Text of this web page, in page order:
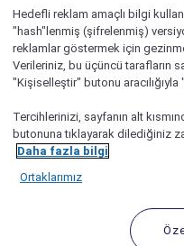
Hedefli reklam amaçlı bilgi
"hash"lenmiş (şifrelenmiş)
reklamlar göstermek için
Verileriniz, bu üçüncü tarafların
"Kişiselleştir" butonu
Tercihlerinizi, sayfanın alt
butonuna tıklayarak dilediğiniz
Daha fazla bilgi
Ortaklarımız